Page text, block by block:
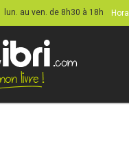
lun. au ven. de 8h30 à 18h